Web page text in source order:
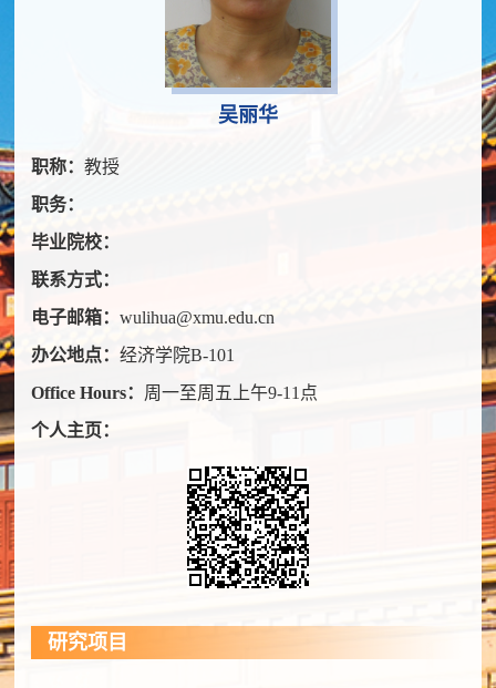
吴丽华
职称：教授
职务：
毕业院校：
联系方式：
电子邮箱：wulihua@xmu.edu.cn
办公地点：经济学院B-101
Office Hours： 周一至周五上午9-11点
个人主页：
研究项目